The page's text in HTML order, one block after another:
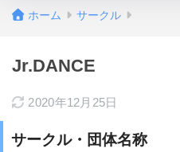
ホーム サークル
Jr.DANCE
2020年12月25日
サークル・団体名称